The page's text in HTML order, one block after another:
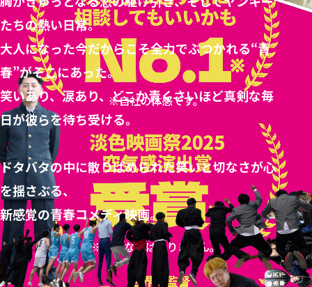
たちの熱い日常。
大人になった今だからこそ全力でぶつかれる“青
春”がそこにあった。
笑いあり、涙あり、どこか青くさいほど真剣な毎
日が彼らを待ち受ける。
ドタバタの中に散りばめられた笑いと切なさが心
を揺さぶる、
新感覚の青春コメディ映画。